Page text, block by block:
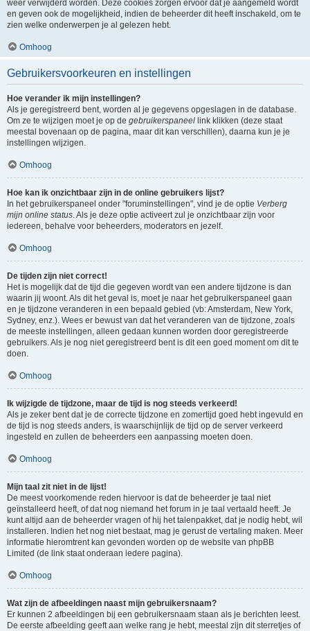
weer verwijderd worden. Deze cookies zorgen ervoor dat je aangemeld wordt
en geven ook de mogelijkheid, indien de beheerder dit heeft inschakeld, om te
zien welke onderwerpen je al gelezen hebt.
Omhoog
Gebruikersvoorkeuren en instellingen
Hoe verander ik mijn instellingen?
Als je geregistreerd bent, worden al je gegevens opgeslagen in de database.
Om ze te wijzigen moet je op de gebruikerspaneel link klikken (deze staat
meestal bovenaan op de pagina, maar dit kan verschillen), daarna kun je je
instellingen wijzigen.
Omhoog
Hoe kan ik onzichtbaar zijn in de online gebruikers lijst?
In het gebruikerspaneel onder "foruminstellingen", vind je de optie Verberg
mijn online status. Als je deze optie activeert zul je onzichtbaar zijn voor
iedereen, behalve voor beheerders, moderators en jezelf.
Omhoog
De tijden zijn niet correct!
Het is mogelijk dat de tijd die gegeven wordt van een andere tijdzone is dan
waarin jij woont. Als dit het geval is, moet je naar het gebruikerspaneel gaan
en je tijdzone veranderen in een bepaald gebied (vb: Amsterdam, New York,
Sydney, enz.). Wees er bewust van dat het veranderen van de tijdzone, zoals
de meeste instellingen, alleen gedaan kunnen worden door geregistreerde
gebruikers. Als je nog niet geregistreerd bent is dit een goed moment om dit te
doen.
Omhoog
Ik wijzigde de tijdzone, maar de tijd is nog steeds verkeerd!
Als je zeker bent dat je de correcte tijdzone en zomertijd goed hebt ingevuld en
de tijd is nog steeds anders, is waarschijnlijk de tijd op de server verkeerd
ingesteld en zullen de beheerders een aanpassing moeten doen.
Omhoog
Mijn taal zit niet in de lijst!
De meest voorkomende reden hiervoor is dat de beheerder je taal niet
geïnstalleerd heeft, of dat nog niemand het forum in je taal vertaald heeft. Je
kunt altijd aan de beheerder vragen of hij het talenpakket, dat je nodig hebt, wil
installeren. Indien het nog niet bestaat, mag je gerust de vertaling maken. Meer
informatie hieromtrent kan gevonden worden op de website van phpBB
Limited (de link staat onderaan iedere pagina).
Omhoog
Wat zijn de afbeeldingen naast mijn gebruikersnaam?
Er kunnen 2 afbeeldingen bij een gebruikersnaam staan als je berichten leest.
De eerste afbeelding geeft aan welke rang je hebt, meestal zijn dit sterretjes of